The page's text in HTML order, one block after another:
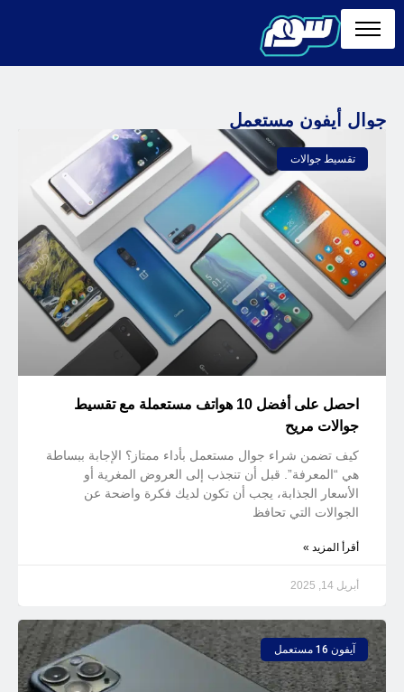
جوال أيفون مستعمل
تقسيط جوالات
احصل على أفضل 10 هواتف مستعملة مع تقسيط
جوالات مريح
كيف تضمن شراء جوال مستعمل بأداء ممتاز؟ الإجابة ببساطة
هي “المعرفة”. قبل أن تنجذب إلى العروض المغرية أو
الأسعار الجذابة، يجب أن تكون لديك فكرة واضحة عن
الجوالات التي تحافظ
أقرأ المزيد »
أبريل 14, 2025
آيفون 16 مستعمل